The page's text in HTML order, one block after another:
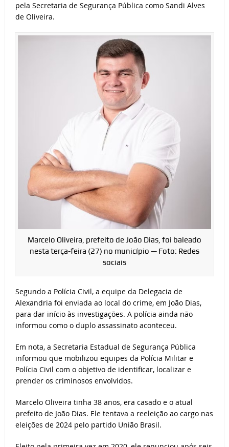
pela Secretaria de Segurança Pública como Sandi Alves
de Oliveira.
Marcelo Oliveira, prefeito de João Dias, foi baleado
nesta terça-feira (27) no município — Foto: Redes
sociais
Segundo a Polícia Civil, a equipe da Delegacia de
Alexandria foi enviada ao local do crime, em João Dias,
para dar início às investigações. A polícia ainda não
informou como o duplo assassinato aconteceu.
Em nota, a Secretaria Estadual de Segurança Pública
informou que mobilizou equipes da Polícia Militar e
Polícia Civil com o objetivo de identificar, localizar e
prender os criminosos envolvidos.
Marcelo Oliveira tinha 38 anos, era casado e o atual
prefeito de João Dias. Ele tentava a reeleição ao cargo nas
eleições de 2024 pelo partido União Brasil.